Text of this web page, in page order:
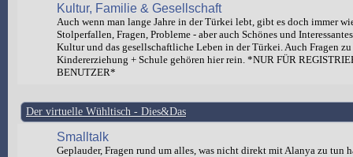
Kultur, Familie & Gesellschaft
Auch wenn man lange Jahre in der Türkei lebt, gibt es doch immer
Stolperfallen, Fragen, Probleme - aber auch Schönes und
Kultur und das gesellschaftliche Leben in der Türkei. Auch Fragen
Kindererziehung + Schule gehören hier rein. *NUR FÜR
BENUTZER*
Der virtuelle Wühltisch - Dies&Das
Smalltalk
Geplauder, Fragen rund um alles, was nicht direkt mit Alanya zu tun